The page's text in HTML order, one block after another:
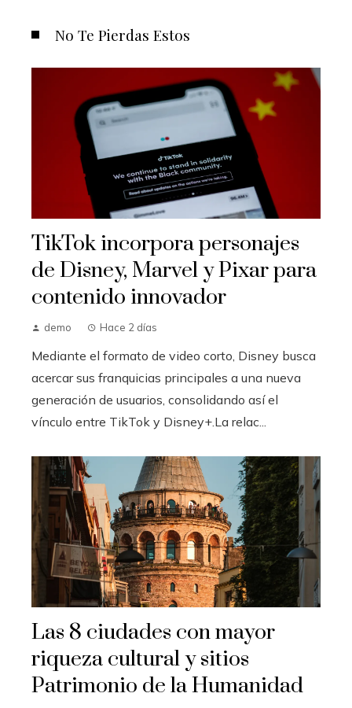
No Te Pierdas Estos
TikTok incorpora personajes
de Disney, Marvel y Pixar para
contenido innovador
demo Hace 2 días
Mediante el formato de video corto, Disney busca
acercar sus franquicias principales a una nueva
generación de usuarios, consolidando así el
vínculo entre TikTok y Disney+.La relac...
Las 8 ciudades con mayor
riqueza cultural y sitios
Patrimonio de la Humanidad